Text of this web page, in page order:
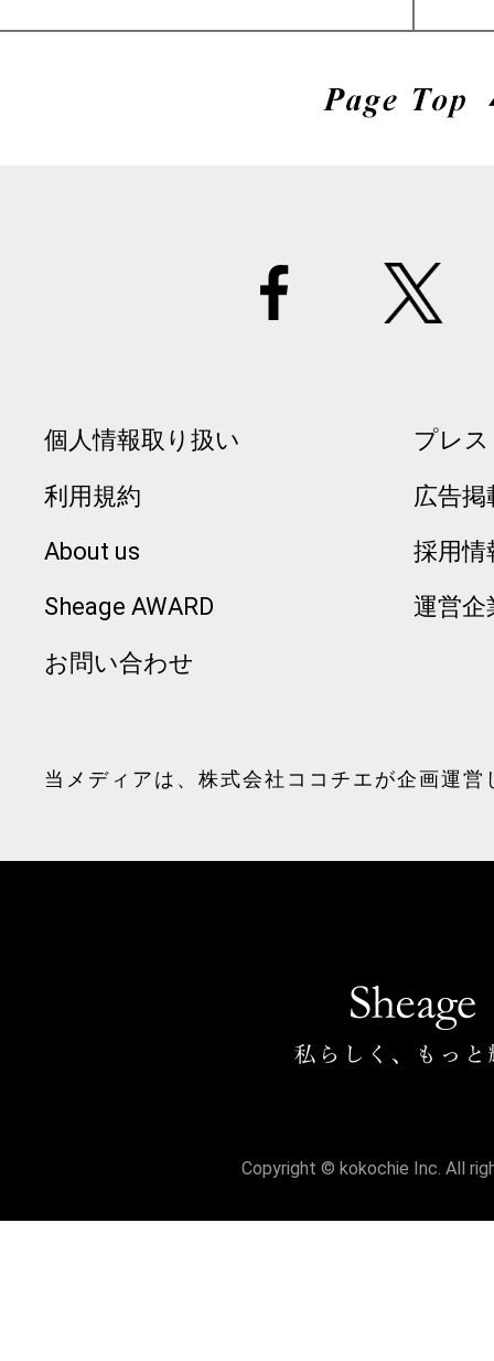
個人情報取り扱い
利用規約
About us
Sheage AWARD
お問い合わせ
プレ
広告掲
採用情
運営企
当メディアは、 株式会社ココチエが企画運営
Copyright © kokochie Inc. All